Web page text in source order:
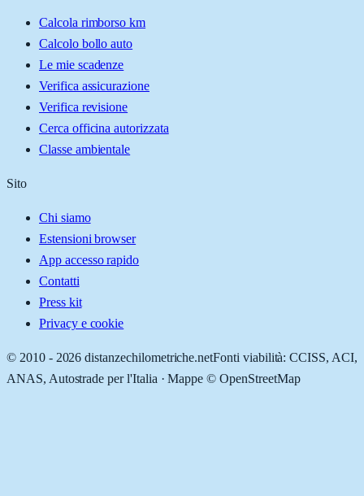
Calcola rimborso km
Calcolo bollo auto
Le mie scadenze
Verifica assicurazione
Verifica revisione
Cerca officina autorizzata
Classe ambientale
Sito
Chi siamo
Estensioni browser
App accesso rapido
Contatti
Press kit
Privacy e cookie
© 2010 - 2026 distanzechilometriche.netFonti viabilità: CCISS, ACI,
ANAS, Autostrade per l'Italia · Mappe © OpenStreetMap